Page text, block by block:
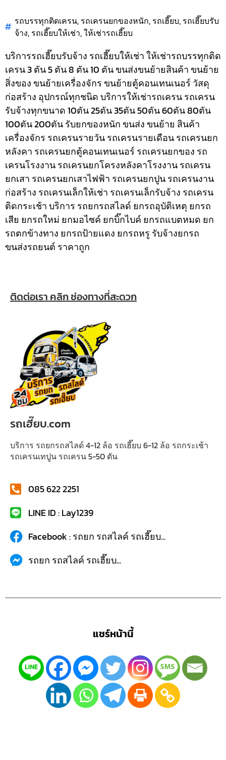
รถบรรทุกติดเครน, รถเครนยกของหนัก, รถเฮี๊ยบ, รถเฮี๊ยบรับ
จ้าง, รถเฮี๊ยบให้เช่า,ให้เช่ารถเฮี๊ยบ
บริการรถเฮี๊ยบรับจ้าง รถเฮี๊ยบให้เช่า ให้เช่ารถบรรทุกติด
เครน 3 ตัน 5 ตัน 8 ตัน 10 ตัน ขนส่งขนย้ายสินค้า ขนย้าย
สิ่งของ ขนย้ายเครื่องจักร ขนย้ายตู้คอนเทนเนอร์ วัสดุ
ก่อสร้าง อุปกรณ์ทุกชนิดบริการให้เช่ารถเครน รถเครน
รับจ้างทุกขนาด 10ตัน 25ตัน 35ตัน 50ตัน 60ตัน 80ตัน
100ตัน 200ตัน รับยกของหนัก ขนส่ง ขนย้าย สินค้า
เครื่องจักร รถเครนรายวัน รถเครนรายเดือน รถเครนยก
หลังคา รถเครนยกตู้คอนเทนเนอร์ รถเครนยกของ รถ
เครนโรงงาน รถเครนยกโครงหลังคาโรงงาน รถเครน
ยกเสา รถเครนยกเสาไฟฟ้า รถเครนยกปูน รถเครนงาน
ก่อสร้าง รถเครนเล็กให้เช่า รถเครนเล็กรับจ้าง รถเครน
ติดกระเช้าบริการ รถยกรถสไลด์ ยกรถอุบัติเหตุ ยกรถ
เสีย ยกรถใหม่ ยกมอไซค์ ยกบิ๊กไบค์ ยกรถแบตหมด ยก
รถตกข้างทาง ยกรถป้ายแดง ยกรถหรู รับจ้างยกรถ
ขนส่งรถยนต์ ราคาถูก
ติดต่อเรา คลิก ช่องทางที่สะดวก
รถเฮี๊ยบ.com
บริการ รถยกรถสไลด์ 4-12 ล้อ รถเฮี๊ยบ 6-12 ล้อ รถกระเช้า
รถเครนเทปูน รถเครน 5-50 ตัน
085 622 2251
LINE ID : Lay1239
Facebook : รถยก รถสไลค์ รถเฮี๊ยบ...
รถยก รถสไลค์ รถเฮี๊ยบ...
แชร์หน้านี้